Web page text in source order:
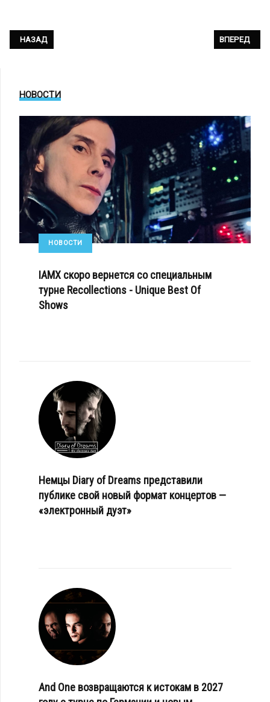
ПРЕДЫДУЩИЙ: ZOODRAKE - «TAKE MY MONEY»
НАЗАД СЛЕДУЮЩИЙ:
ВПЕРЕД
НОВОСТИ
НОВОСТИ
IAMX скоро вернется со специальным
турне Recollections - Unique Best Of
Shows
Немцы Diary of Dreams представили
публике свой новый формат концертов —
«электронный дуэт»
And One возвращаются к истокам в 2027